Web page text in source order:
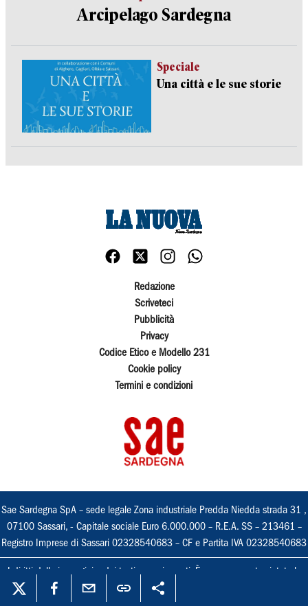
Arcipelago Sardegna
Speciale
Una città e le sue storie
Redazione
Scriveteci
Pubblicità
Privacy
Codice Etico e Modello 231
Cookie policy
Termini e condizioni
Sae Sardegna SpA – sede legale Zona industriale Predda Niedda strada 31 ,
07100 Sassari, - Capitale sociale Euro 6.000.000 – R.E.A. SS – 213461 –
Registro Imprese di Sassari 02328540683 – CF e Partita IVA 02328540683
I diritti delle immagini e dei testi sono riservati. È espressamente vietata la
loro riproduzione con qualsiasi mezzo e l'adattamento totale o parziale.